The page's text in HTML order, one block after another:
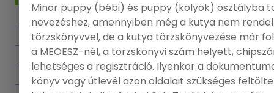
Bejelentkezés
Regisztráció
Adatvédelmi politika
Felhasználási feltételek
Minor puppy (bébi) és puppy (kölyök) osztályba
nevezéshez, amennyiben még a kutya nem
törzskönyvvel, de a kutya törzskönyvezése már
a MEOESZ-nél, a törzskönyvi szám helyett,
lehetséges a regisztráció. Ilyenkor a
könyv vagy útlevél azon oldalait szükséges